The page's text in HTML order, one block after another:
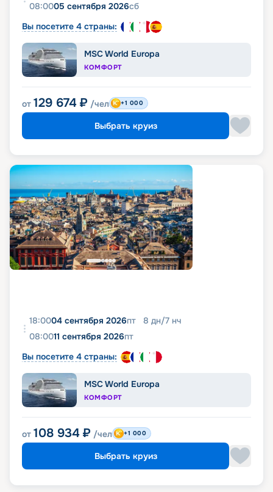
08:0005 сентября 2026сб
Вы посетите 4 страны:
MSC World Europa
КОМФОРТ
от 129 674 ₽ /чел +1 000
Выбрать круиз
18:0004 сентября 2026пт 8 дн/7 нч
08:0011 сентября 2026пт
Вы посетите 4 страны:
MSC World Europa
КОМФОРТ
от 108 934 ₽ /чел +1 000
Выбрать круиз